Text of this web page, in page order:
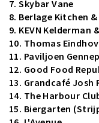
7.Skybar Vane
8. Berlage Kitchen
9. KEVN Kelderman
10. Thomas
11. Paviljoen
12. Good Food
13. Grandcafé Josh
14. The Harbour
15. Biergarten